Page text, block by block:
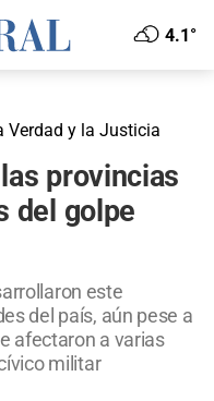
4.1°
Verdad y la Justicia
provincias
del golpe
este
del país, aún pese a
afectaron a varias
militar